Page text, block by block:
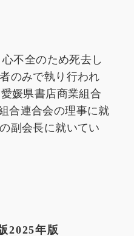
不全のため死去し
のみで執り行われ
媛県書店商業組合
合連合会の理事に就
副会長に就いてい
2025年版